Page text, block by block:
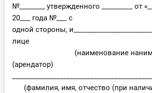
№_______, утвержденного _________ от
20___ года №___ с
одной стороны,
лице
(наименование
(арендатор)
(фамилия, имя, отчество (при